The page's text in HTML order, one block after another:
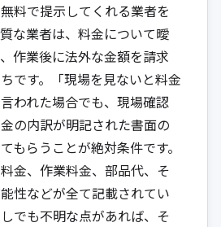
料で提示してくれる業者を
な業者は、料金について曖
作業後に法外な金額を請求
です。「現場を見ないと料金
われた場合でも、現場確認
の内訳が明記された書面の
もらうことが絶対条件です。
金、作業料金、部品代、そ
性などが全て記載されてい
でも不明な点があれば、そ